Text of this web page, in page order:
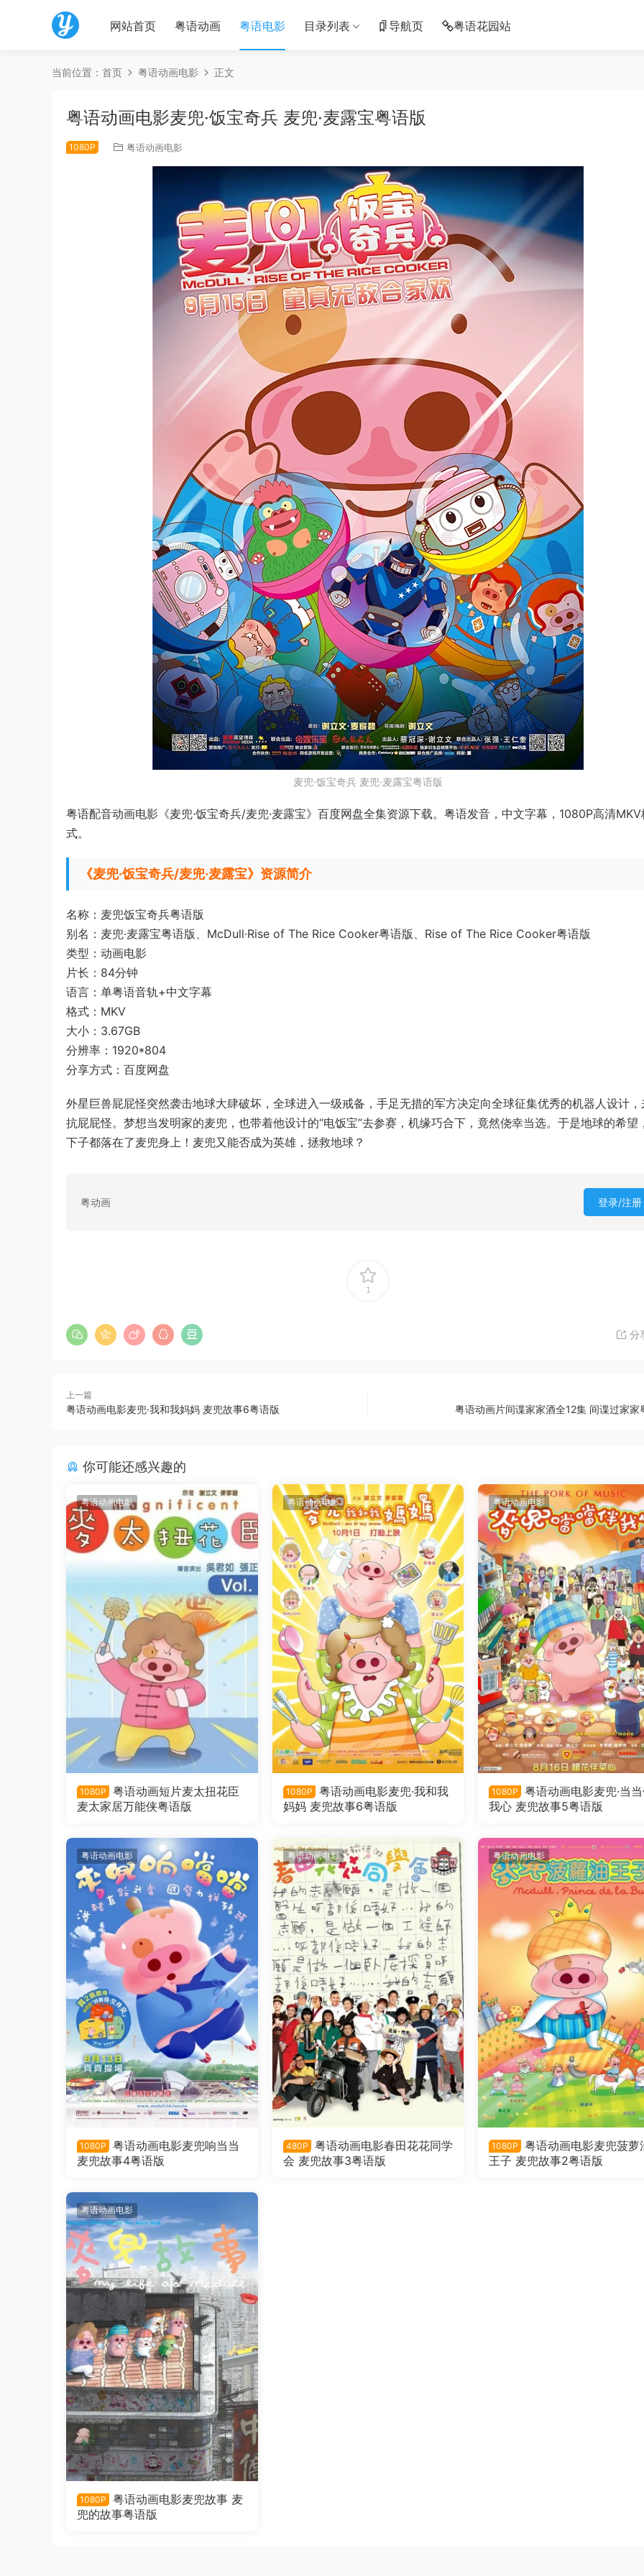
网站首页 粤语动画 粤语电影 目录列表 导航页 粤语花园站
当前位置： 首页 粤语动画电影 正文
粤语动画电影麦兜·饭宝奇兵 麦兜·麦露宝粤语版
1080P 粤语动画电影
麦兜·饭宝奇兵 麦兜·麦露宝粤语版
粤语配音动画电影《麦兜·饭宝奇兵/麦兜·麦露宝》百度网盘全集资源下载。粤语发音，中文字幕，1080P高清MKV
式。
《麦兜·饭宝奇兵/麦兜·麦露宝》资源简介
名称：麦兜饭宝奇兵粤语版
别名：麦兜·麦露宝粤语版、McDull·Rise of The Rice Cooker粤语版、Rise of The Rice Cooker粤语版
类型：动画电影
片长：84分钟
语言：单粤语音轨+中文字幕
格式：MKV
大小：3.67GB
分辨率：1920*804
分享方式：百度网盘
外星巨兽屁屁怪突然袭击地球大肆破坏，全球进入一级戒备，手足无措的军方决定向全球征集优秀的机器人设计，
抗屁屁怪。梦想当发明家的麦兜，也带着他设计的“电饭宝”去参赛，机缘巧合下，竟然侥幸当选。于是地球的希望
下子都落在了麦兜身上！麦兜又能否成为英雄，拯救地球？
粤动画 登录/注册
1
分
上一篇
粤语动画电影麦兜·我和我妈妈 麦兜故事6粤语版 粤语动画片间谍家家酒全12集 间谍过家家
你可能还感兴趣的
粤语动画电影
1080P
粤语动画短片麦太扭花臣
麦太家居万能侠粤语版
粤语动画电影
1080P
粤语动画电影麦兜·我和我
妈妈 麦兜故事6粤语版
粤语动画电影
1080P
粤语动画电影麦兜·当
我心 麦兜故事5粤语版
粤语动画电影
1080P
粤语动画电影麦兜响当当
麦兜故事4粤语版
粤语动画电影
480P
粤语动画电影春田花花同学
会 麦兜故事3粤语版
粤语动画电影
1080P
粤语动画电影麦兜菠萝
王子 麦兜故事2粤语版
粤语动画电影
1080P
粤语动画电影麦兜故事 麦
兜的故事粤语版